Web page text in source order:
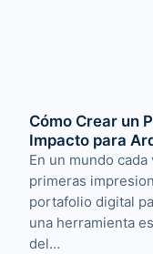
Cómo Crear un
Impacto para
En un mundo
primeras
portafolio digital
una herramienta
del…